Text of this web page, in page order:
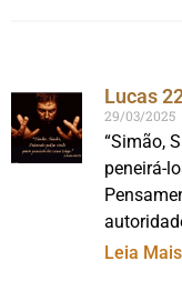
Lucas
29/03/2025
“Simão,
peneirá-
Leia